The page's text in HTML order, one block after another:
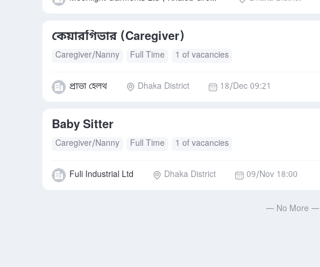
কেয়ারগিভার (Caregiver)
Caregiver/Nanny Full Time 1 of vacancies
প্রাভা হেলথ Dhaka District 18/Dec 09:21
Baby Sitter
Caregiver/Nanny Full Time 1 of vacancies
Fuli Industrial Ltd Dhaka District 09/Nov 18:00
— No More —